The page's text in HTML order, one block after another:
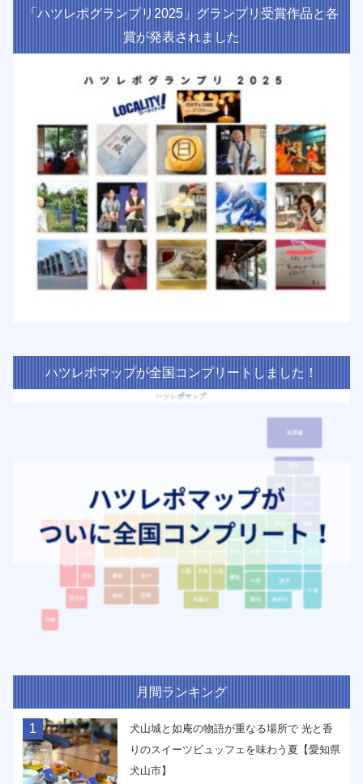
「ハツレポグランプリ2025」グランプリ受賞作品と各
賞が発表されました
ハツレポマップが全国コンプリートしました！
月間ランキング
1
犬山城と如庵の物語が重なる場所で 光と香
りのスイーツビュッフェを味わう夏【愛知県
犬山市】